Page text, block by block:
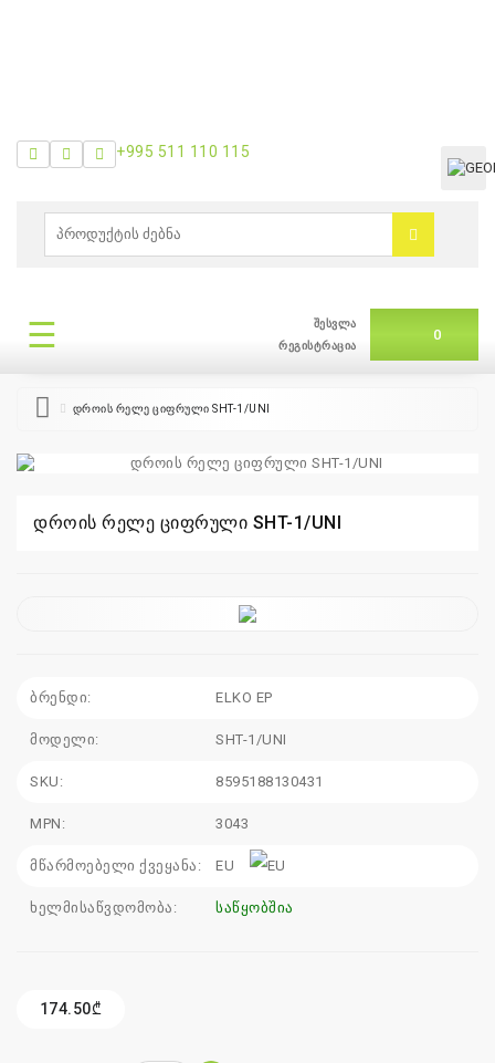
|
თვის
+995
110
+995 511 110 115
☰
შესვლა
რეგისტრაცია
0
დროის რელე ციფრული SHT-1/UNI
დროის რელე ციფრული SHT-1/UNI
ბრენდი: ELKO EP
მოდელი: SHT-1/UNI
SKU: 8595188130431
MPN: 3043
მწარმოებელი ქვეყანა: EU
ხელმისაწვდომობა: საწყობშია
174.50₾